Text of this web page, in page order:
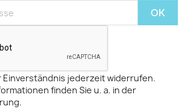
Einverständnis jederzeit widerrufen.
finden Sie u. a. in der